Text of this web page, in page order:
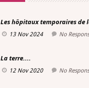
Les hôpitaux temporaires de
13 Nov 2024 No
La terre....
12 Nov 2020 No